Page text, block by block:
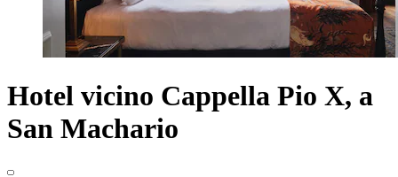
Hotel vicino Cappella Pio X, a
San Machario